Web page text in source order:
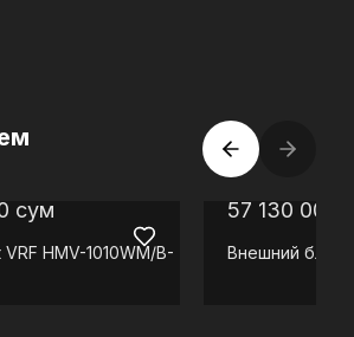
сум
HMV-1010WM/B-
57 130 000
Внешний блок